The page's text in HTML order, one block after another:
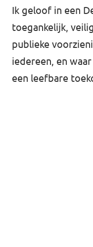
Ik geloof in een
toegankelijk,
publieke
iedereen, en
een leefbare